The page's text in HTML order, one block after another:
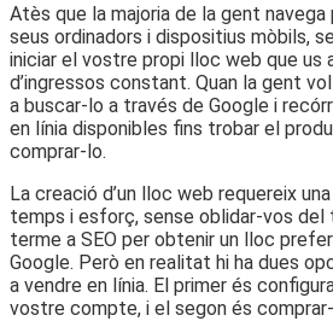
Atès que la majoria de la gent
seus ordinadors i dispositius mòbils,
iniciar el vostre propi lloc web que us
d’ingressos constant. Quan la gent
a buscar-lo a través de Google i
en línia disponibles fins trobar el
comprar-lo.
La creació d’un lloc web requereix
temps i esforç, sense oblidar-vos del
terme a SEO per obtenir un lloc
Google. Però en realitat hi ha dues
a vendre en línia. El primer és
vostre compte, i el segon és